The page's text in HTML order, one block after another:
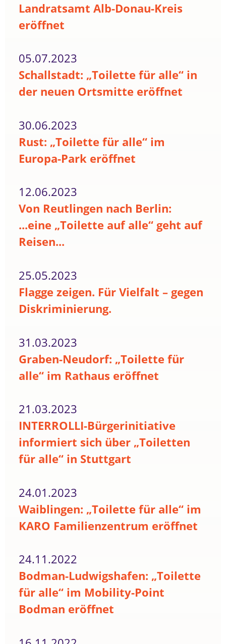
Landratsamt Alb-Donau-Kreis
eröffnet
05.07.2023
Schallstadt: „Toilette für alle“ in
der neuen Ortsmitte eröffnet
30.06.2023
Rust: „Toilette für alle“ im
Europa-Park eröffnet
12.06.2023
Von Reutlingen nach Berlin:
...eine „Toilette auf alle“ geht auf
Reisen...
25.05.2023
Flagge zeigen. Für Vielfalt – gegen
Diskriminierung.
31.03.2023
Graben-Neudorf: „Toilette für
alle“ im Rathaus eröffnet
21.03.2023
INTERROLLI-Bürgerinitiative
informiert sich über „Toiletten
für alle“ in Stuttgart
24.01.2023
Waiblingen: „Toilette für alle“ im
KARO Familienzentrum eröffnet
24.11.2022
Bodman-Ludwigshafen: „Toilette
für alle“ im Mobility-Point
Bodman eröffnet